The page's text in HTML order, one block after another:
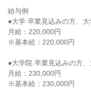
給与例
●大学 卒業見込みの方、
月給：220,000円
※基本給：220,000円
●大学院 卒業見込みの方
月給：230,000円
※基本給：230,000円